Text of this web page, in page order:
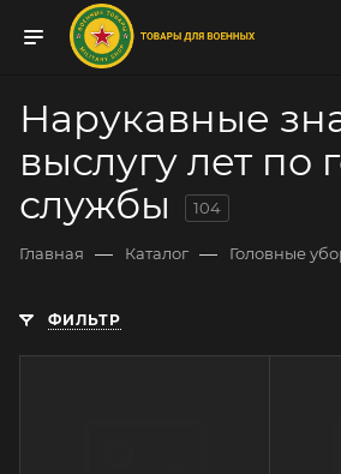
Нарукавные
выслугу лет по
службы
104
Главная — Каталог — Головные
ФИЛЬТР